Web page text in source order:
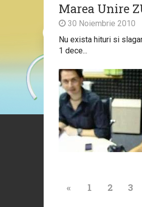
Marea Unire
30 Noiembrie 2010
Nu exista hituri si
1 dece...
« 1 2 3